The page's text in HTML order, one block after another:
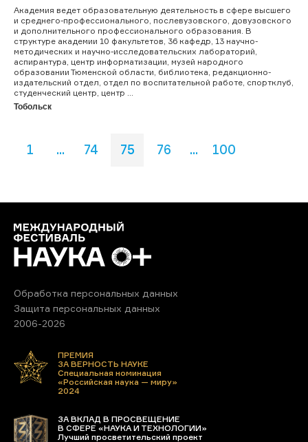
Академия ведет образовательную деятельность в сфере высшего
и среднего-профессионального, послевузовского, довузовского
и дополнительного профессионального образования. В
структуре академии 10 факультетов, 36 кафедр, 13 научно-
методических и научно-исследовательских лабораторий,
аспирантура, центр информатизации, музей народного
образовании Тюменской области, библиотека, редакционно-
издательский отдел, отдел по воспитательной работе, спортклуб,
студенческий центр, центр ...
Тобольск
1 ... 74 75 76 ... 100
Обработка персональных данных
Защита персональных данных
2006-2026
ПРЕМИЯ
ЗА ВЕРНОСТЬ НАУКЕ
Специальная номинация
«Российская наука — миру»
2024
ЗА ВКЛАД В ПРОСВЕЩЕНИЕ
В СФЕРЕ «НАУКА И ТЕХНОЛОГИИ»
Лучший просветительский проект